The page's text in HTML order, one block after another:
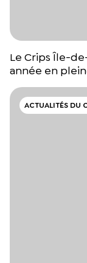
Le Crips Île-
année en
ACTUALITÉS DU